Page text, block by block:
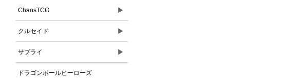
ChaosTCG ▶
クルセイド ▶
サプライ ▶
ドラゴンボールヒーローズ